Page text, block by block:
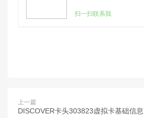
扫一扫联系我
上一篇
DISCOVER卡头303823虚拟卡基础信息